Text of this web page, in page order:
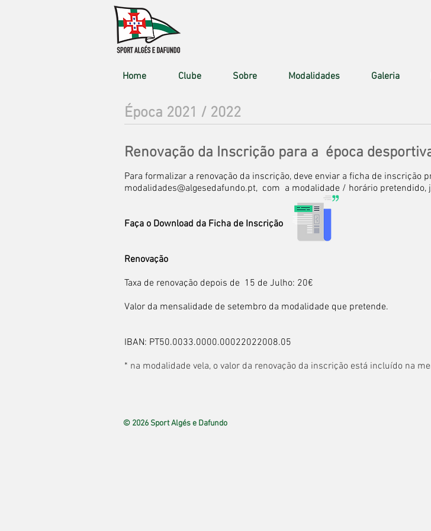
Home Clube Sobre Modalidades Galeria
Época 2021 / 2022
Renovação da Inscrição para a época
​Para formalizar a renovação da inscrição, deve enviar a ficha de inscrição
modalidades@algesedafundo.pt, com a modalidade / horário pretendido,
Faça o Download da Ficha de Inscrição
Renovação
Taxa de renovação depois de 15 de Julho: 20€
Valor da mensalidade de setembro da modalidade que pretende.
IBAN: PT50.0033.0000.00022022008.05
* na modalidade vela, o valor da renovação da inscrição está incluído na
© 2026 Sport Algés e Dafundo